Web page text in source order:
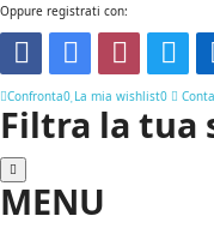
Oppure registrati con:
Confronta0 La mia wishlist0
Filtra la tua
MENU